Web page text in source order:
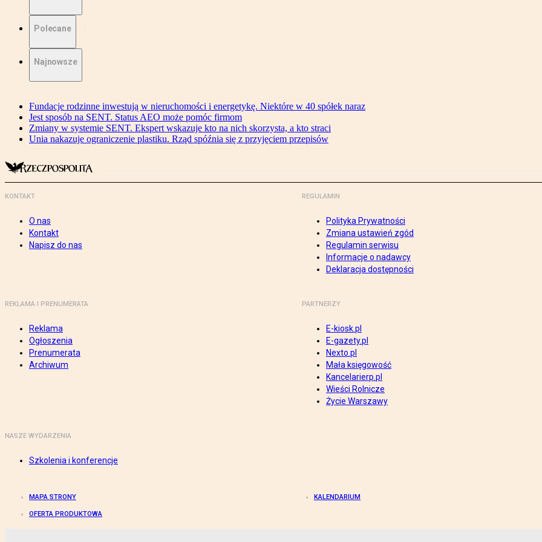
Polecane
Najnowsze
Fundacje rodzinne inwestują w nieruchomości i energetykę. Niektóre w 40 spółek naraz
Jest sposób na SENT. Status AEO może pomóc firmom
Zmiany w systemie SENT. Ekspert wskazuje kto na nich skorzysta, a kto straci
Unia nakazuje ograniczenie plastiku. Rząd spóźnia się z przyjęciem przepisów
KONTAKT
O nas
Kontakt
Napisz do nas
REGULAMIN
Polityka Prywatności
Zmiana ustawień zgód
Regulamin serwisu
Informacje o nadawcy
Deklaracja dostępności
REKLAMA I PRENUMERATA
Reklama
Ogłoszenia
Prenumerata
Archiwum
PARTNERZY
E-kiosk.pl
E-gazety.pl
Nexto.pl
Mała księgowość
Kancelarierp.pl
Wieści Rolnicze
Życie Warszawy
NASZE WYDARZENIA
Szkolenia i konferencje
MAPA STRONY KALENDARIUM
OFERTA PRODUKTOWA